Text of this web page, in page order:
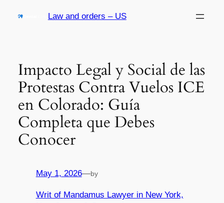
Law and orders – US
Impacto Legal y Social de las
Protestas Contra Vuelos ICE
en Colorado: Guía
Completa que Debes
Conocer
May 1, 2026—by
Writ of Mandamus Lawyer in New York,